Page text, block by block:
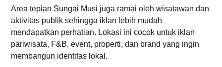
Area tepian Sungai Musi juga ramai oleh wisatawan dan
aktivitas publik sehingga iklan lebih mudah
mendapatkan perhatian. Lokasi ini cocok untuk iklan
pariwisata, F&B, event, properti, dan brand yang ingin
membangun identitas lokal.